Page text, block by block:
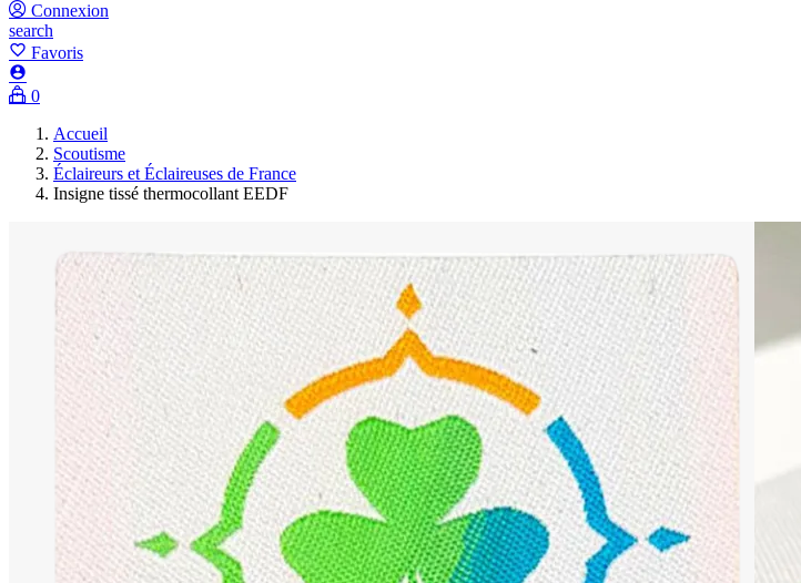
Connexion
search
favorite_border Favoris

0
Accueil
Scoutisme
Éclaireurs et Éclaireuses de France
Insigne tissé thermocollant EEDF